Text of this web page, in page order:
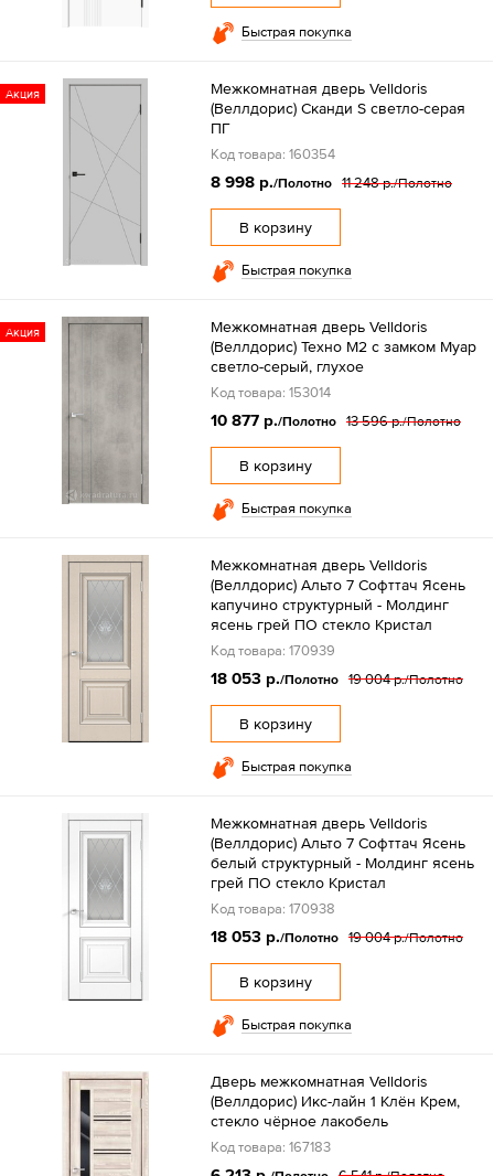
Быстрая покупка
Акция
Межкомнатная дверь Velldoris
(Веллдорис) Сканди S светло-серая
ПГ
Код товара: 160354
8 998 р./Полотно 11 248 р./Полотно
В корзину
Быстрая покупка
Акция
Межкомнатная дверь Velldoris
(Веллдорис) Техно M2 с замком Муар
светло-серый, глухое
Код товара: 153014
10 877 р./Полотно 13 596 р./Полотно
В корзину
Быстрая покупка
Межкомнатная дверь Velldoris
(Веллдорис) Альто 7 Софттач Ясень
капучино структурный - Молдинг
ясень грей ПО стекло Кристал
Код товара: 170939
18 053 р./Полотно 19 004 р./Полотно
В корзину
Быстрая покупка
Межкомнатная дверь Velldoris
(Веллдорис) Альто 7 Софттач Ясень
белый структурный - Молдинг ясень
грей ПО стекло Кристал
Код товара: 170938
18 053 р./Полотно 19 004 р./Полотно
В корзину
Быстрая покупка
Дверь межкомнатная Velldoris
(Веллдорис) Икс-лайн 1 Клён Крем,
стекло чёрное лакобель
Код товара: 167183